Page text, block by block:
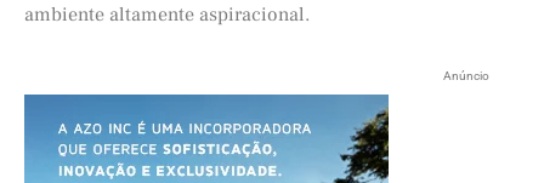
ambiente altamente aspiracional.
Anúncio